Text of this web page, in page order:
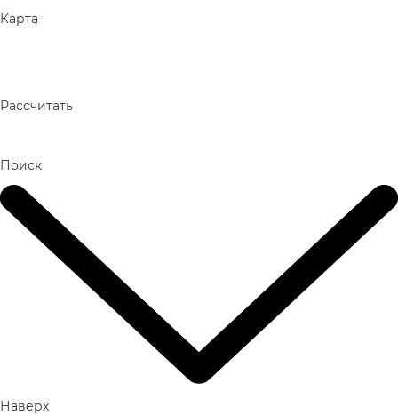
15 лучших отелей "все включено" в Кемере